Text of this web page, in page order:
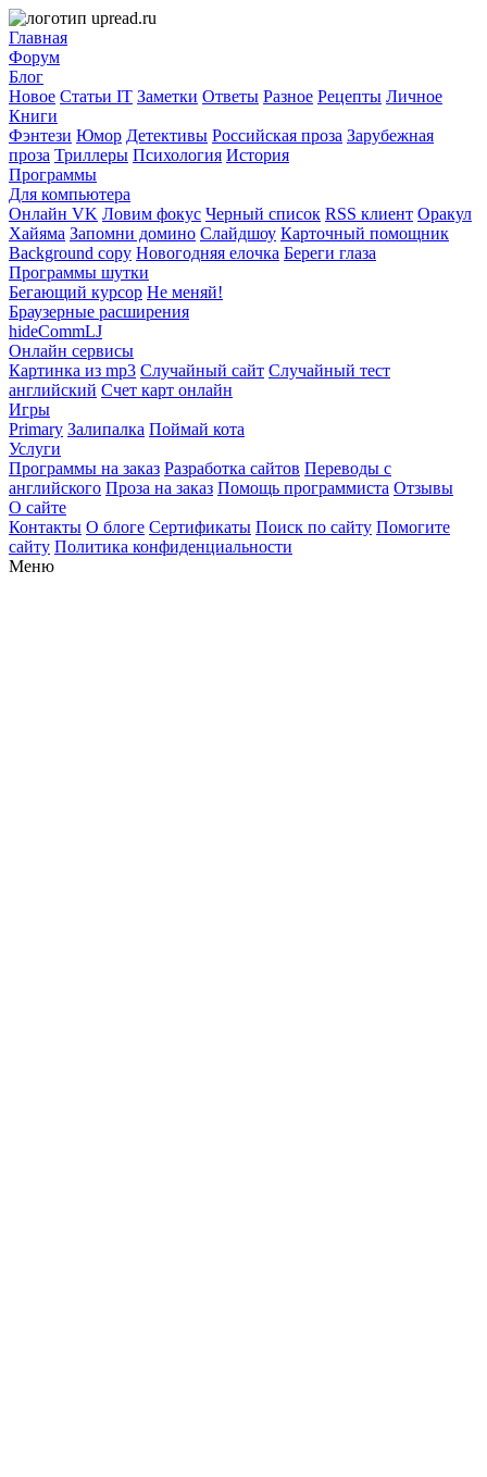
Главная
Форум
Блог
Новое Статьи IT Заметки Ответы Разное Рецепты Личное
Книги
Фэнтези Юмор Детективы Российская проза Зарубежная
проза Триллеры Психология История
Программы
Для компьютера
Онлайн VK Ловим фокус Черный список RSS клиент Оракул
Хайяма Запомни домино Слайдшоу Карточный помощник
Background copy Новогодняя елочка Береги глаза
Программы шутки
Бегающий курсор Не меняй!
Браузерные расширения
hideCommLJ
Онлайн сервисы
Картинка из mp3 Случайный сайт Случайный тест
английский Счет карт онлайн
Игры
Primary Залипалка Поймай кота
Услуги
Программы на заказ Разработка сайтов Переводы с
английского Проза на заказ Помощь программиста Отзывы
О сайте
Контакты О блоге Сертификаты Поиск по сайту Помогите
сайту Политика конфиденциальности
Меню